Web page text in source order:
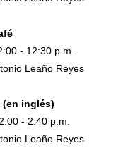
- 12:30 p.m.
Leaño Reyes
(en inglés)
- 2:40 p.m.
Leaño Reyes